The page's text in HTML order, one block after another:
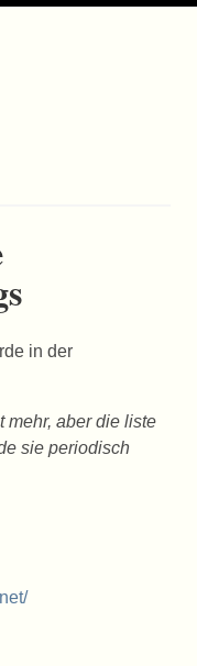
in der
mehr, aber die liste
sie periodisch